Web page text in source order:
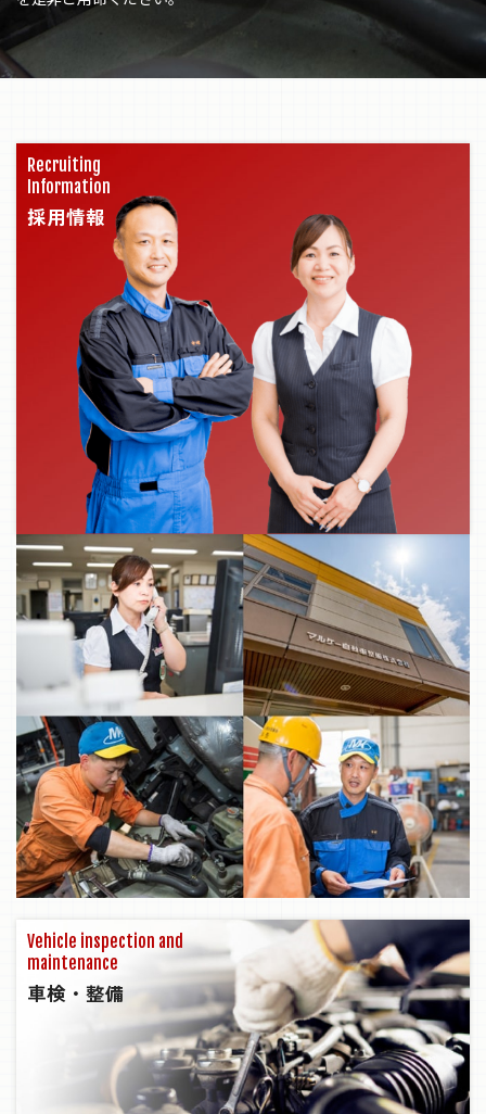
Recruiting
Information
採用情報
Vehicle inspection and
maintenance
車検・整備